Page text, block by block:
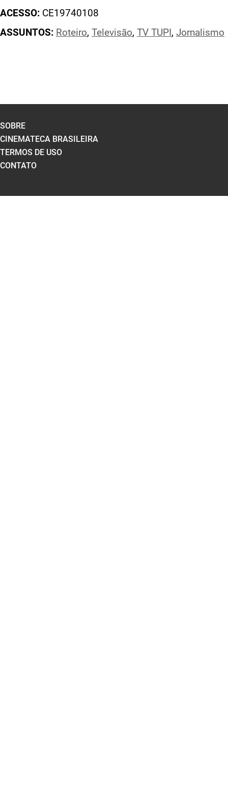
ACESSO: CE19740108
ASSUNTOS: Roteiro, Televisão, TV TUPI , Jornalismo
SOBRE
CINEMATECA BRASILEIRA
TERMOS DE USO
CONTATO